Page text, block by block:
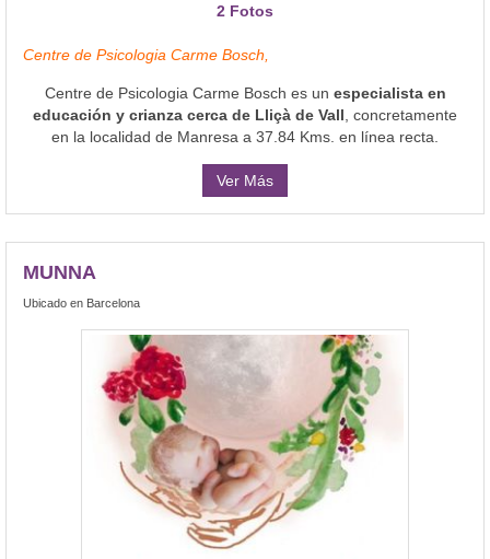
2 Fotos
Centre de Psicologia Carme Bosch,
Centre de Psicologia Carme Bosch es un especialista en
educación y crianza cerca de Lliçà de Vall , concretamente
en la localidad de Manresa a 37.84 Kms. en línea recta.
Ver Más
MUNNA
Ubicado en Barcelona